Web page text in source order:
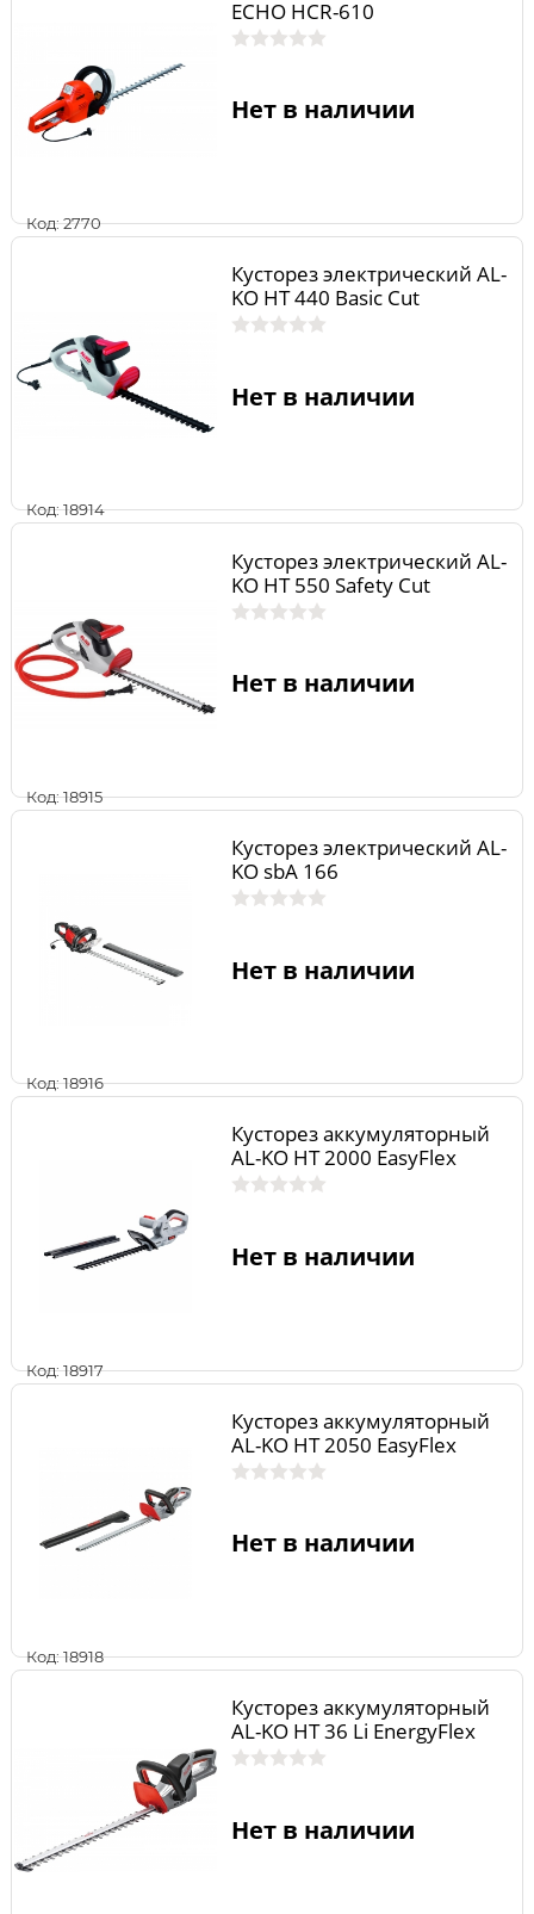
Код: 2770
ECHO HCR-610
Нет в наличии
Код: 18914
Кусторез электрический AL-
KO HT 440 Basic Cut
Нет в наличии
Код: 18915
Кусторез электрический AL-
KO HT 550 Safety Cut
Нет в наличии
Код: 18916
Кусторез электрический AL-
KO sbA 166
Нет в наличии
Код: 18917
Кусторез аккумуляторный
AL-KO HT 2000 EasyFlex
Нет в наличии
Код: 18918
Кусторез аккумуляторный
AL-KO HT 2050 EasyFlex
Нет в наличии
Кусторез аккумуляторный
AL-KO HT 36 Li EnergyFlex
Нет в наличии